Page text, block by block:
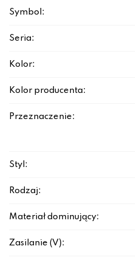
Symbol:
Seria:
Kolor:
Kolor producenta:
Przeznaczenie:
Styl:
Rodzaj:
Materiał dominujący:
Zasilanie (V):